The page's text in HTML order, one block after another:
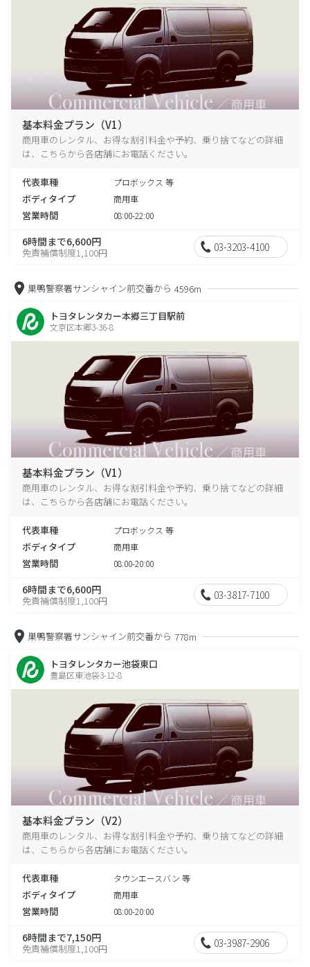
基本料金プラン（V1）
商用車のレンタル、お得な割引料金や予約、乗り捨てなどの詳細
は、こちらから各店舗にお電話ください。
代表車種 プロボックス 等
ボディタイプ 商用車
営業時間 08:00-22:00
6時間まで6,600円
免責補償制度1,100円 03-3203-4100
巣鴨警察署サンシャイン前交番から 4596m
トヨタレンタカー本郷三丁目駅前
文京区本郷3-36-8
基本料金プラン（V1）
商用車のレンタル、お得な割引料金や予約、乗り捨てなどの詳細
は、こちらから各店舗にお電話ください。
代表車種 プロボックス 等
ボディタイプ 商用車
営業時間 08:00-20:00
6時間まで6,600円
免責補償制度1,100円 03-3817-7100
巣鴨警察署サンシャイン前交番から 778m
トヨタレンタカー池袋東口
豊島区東池袋3-12-8
基本料金プラン（V2）
商用車のレンタル、お得な割引料金や予約、乗り捨てなどの詳細
は、こちらから各店舗にお電話ください。
代表車種 タウンエースバン 等
ボディタイプ 商用車
営業時間 08:00-20:00
6時間まで7,150円
免責補償制度1,100円 03-3987-2906